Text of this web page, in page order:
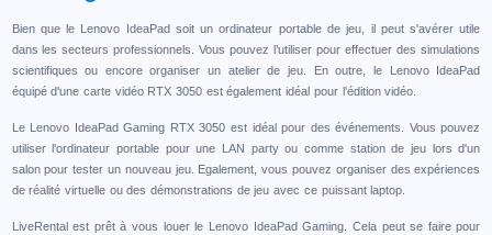
Bien que le Lenovo IdeaPad soit un ordinateur portable de jeu, il peut s'avérer utile
dans les secteurs professionnels. Vous pouvez l’utiliser pour effectuer des simulations
scientifiques ou encore organiser un atelier de jeu. En outre, le Lenovo IdeaPad
équipé d'une carte vidéo RTX 3050 est également idéal pour l'édition vidéo.
Le Lenovo IdeaPad Gaming RTX 3050 est idéal pour des événements. Vous pouvez
utiliser l'ordinateur portable pour une LAN party ou comme station de jeu lors d'un
salon pour tester un nouveau jeu. Egalement, vous pouvez organiser des expériences
de réalité virtuelle ou des démonstrations de jeu avec ce puissant laptop.
LiveRental est prêt à vous louer le Lenovo IdeaPad Gaming. Cela peut se faire pour